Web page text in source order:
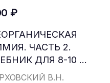
₽
ЧАСТЬ 2.
ДЛЯ 8-10 ...
В.Н.